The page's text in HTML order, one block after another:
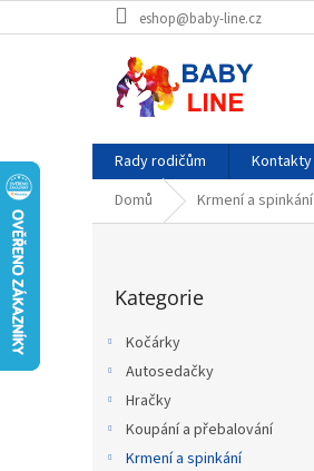
na
eshop@baby-line.cz
Rady rodičům Kontakty
Domů
Krmení a spinkání
kategorie
Kategorie
Kočárky
Autosedačky
Hračky
Koupání a přebalování
Krmení a spinkání